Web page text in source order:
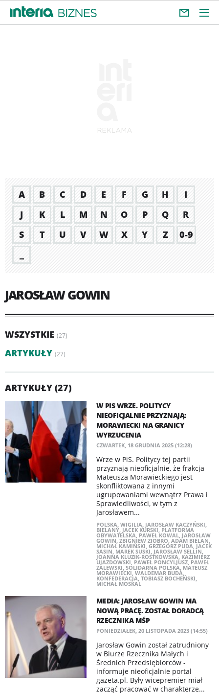
A B C D E F G H
I
J
K L M N O P Q
R
S
T U V W X Y Z
0-9
JAROSŁAW GOWIN
WSZYSTKIE (27)
ARTYKUŁY (27)
ARTYKUŁY (27)
W PIS WRZE. POLITYCY
NIEOFICJALNIE PRZYZNAJĄ:
MORAWIECKI NA GRANICY
WYRZUCENIA
CZWARTEK, 18 GRUDNIA 2025 (12:28)
Wrze w PiS. Politycy tej partii
przyznają nieoficjalnie, że frakcja
Mateusza Morawieckiego jest
skonfliktowana z innymi
ugrupowaniami wewnątrz Prawa i
Sprawiedliwości, w tym z
Jarosławem...
POLSKA, WIGILIA, JAROSŁAW KACZYŃSKI,
BIELANY, JACEK KURSKI, PLATFORMA
OBYWATELSKA, PAWEŁ KOWAL, JAROSŁAW
GOWIN, ZBIGNIEW ZIOBRO, ADAM BIELAN,
MICHAŁ KAMIŃSKI, GRZEGORZ PUDA, JACEK
SASIN, MAREK SUSKI, JAROSŁAW SELLIN,
JOANNA KLUZIK-ROSTKOWSKA, KAZIMIERZ
UJAZDOWSKI, PAWEŁ PONCYLJUSZ, PAWEŁ
ZALEWSKI, SOLIDARNA POLSKA, MATEUSZ
MORAWIECKI, WALDEMAR BUDA,
KONFEDERACJA, TOBIASZ BOCHEŃSKI,
MICHAŁ MOSKAL
MEDIA: JAROSŁAW GOWIN MA
NOWĄ PRACĘ. ZOSTAŁ DORADCĄ
RZECZNIKA MŚP
PONIEDZIAŁEK, 20 LISTOPADA 2023 (14:55)
Jarosław Gowin został zatrudniony
w Biurze Rzecznika Małych i
Średnich Przedsiębiorców -
informuje nieoficjalnie portal
gazeta.pl. Były wicepremier miał
zacząć pracować w charakterze...